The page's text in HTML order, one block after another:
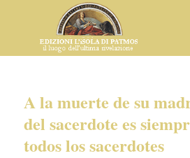
A la muerte de su
del sacerdote es
todos los sacerdotes